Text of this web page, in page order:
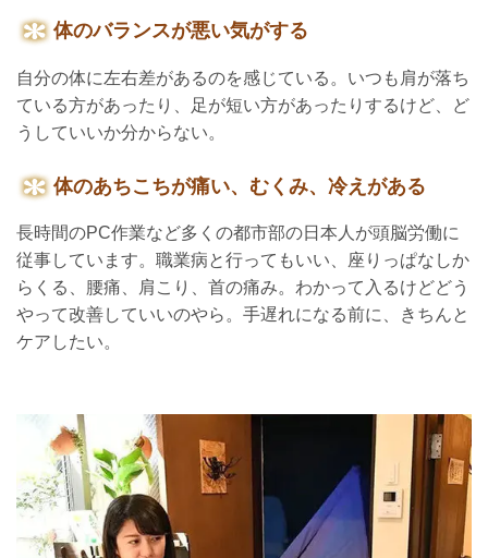
体のバランスが悪い気がする
自分の体に左右差があるのを感じている。いつも肩が落ち
ている方があったり、足が短い方があったりするけど、ど
うしていいか分からない。
体のあちこちが痛い、むくみ、冷えがある
長時間のPC作業など多くの都市部の日本人が頭脳労働に
従事しています。職業病と行ってもいい、座りっぱなしか
らくる、腰痛、肩こり、首の痛み。わかって入るけどどう
やって改善していいのやら。手遅れになる前に、きちんと
ケアしたい。